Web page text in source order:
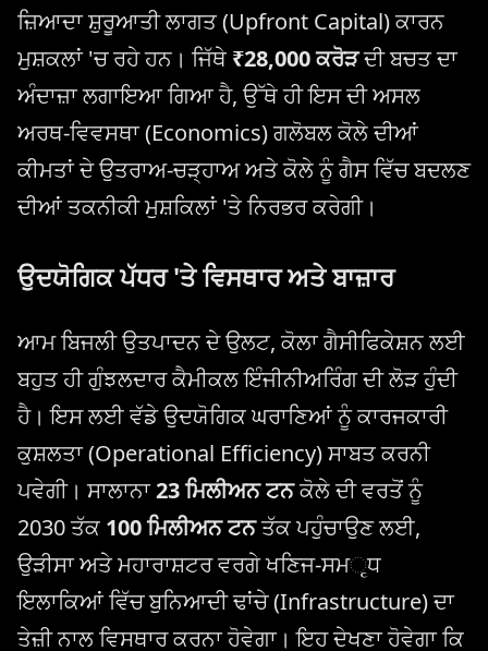
ਜ਼ਿਆਦਾ ਸ਼ੁਰੂਆਤੀ ਲਾਗਤ (Upfront Capital) ਕਾਰਨ
ਮੁਸ਼ਕਲਾਂ 'ਚ ਰਹੇ ਹਨ। ਜਿੱਥੇ ₹28,000 ਕਰੋੜਦੀ ਬਚਤ ਦਾ
ਅੰਦਾਜ਼ਾ ਲਗਾਇਆ ਗਿਆ ਹੈ, ਉੱਥੇ ਹੀ ਇਸ ਦੀ ਅਸਲ
ਅਰਥ-ਵਿਵਸਥਾ (Economics) ਗਲੋਬਲ ਕੋਲੇ ਦੀਆਂ
ਕੀਮਤਾਂ ਦੇ ਉਤਰਾਅ-ਚੜ੍ਹਾਅ ਅਤੇ ਕੋਲੇ ਨੂੰ ਗੈਸ ਵਿੱਚ ਬਦਲਣ
ਦੀਆਂ ਤਕਨੀਕੀ ਮੁਸ਼ਕਿਲਾਂ 'ਤੇ ਨਿਰਭਰ ਕਰੇਗੀ।
ਉਦਯੋਗਿਕ ਪੱਧਰ 'ਤੇ ਵਿਸਥਾਰ ਅਤੇ ਬਾਜ਼ਾਰ
ਆਮ ਬਿਜਲੀ ਉਤਪਾਦਨ ਦੇ ਉਲਟ, ਕੋਲਾ ਗੈਸੀਫਿਕੇਸ਼ਨ ਲਈ
ਬਹੁਤ ਹੀ ਗੁੰਝਲਦਾਰ ਕੈਮੀਕਲ ਇੰਜੀਨੀਅਰਿੰਗ ਦੀ ਲੋੜ ਹੁੰਦੀ
ਹੈ। ਇਸ ਲਈ ਵੱਡੇ ਉਦਯੋਗਿਕ ਘਰਾਣਿਆਂ ਨੂੰ ਕਾਰਜਕਾਰੀ
ਕੁਸ਼ਲਤਾ (Operational Efficiency) ਸਾਬਤ ਕਰਨੀ
ਪਵੇਗੀ। ਸਾਲਾਨਾ23 ਮਿਲੀਅਨ ਟਨਕੋਲੇ ਦੀ ਵਰਤੋਂ ਨੂੰ
2030 ਤੱਕ 100 ਮਿਲੀਅਨ ਟਨਤੱਕ ਪਹੁੰਚਾਉਣ ਲਈ,
ਉੜੀਸਾ ਅਤੇ ਮਹਾਰਾਸ਼ਟਰ ਵਰਗੇ ਖਣਿਜ-ਸਮૃਧ
ਇਲਾਕਿਆਂ ਵਿੱਚ ਬੁਨਿਆਦੀ ਢਾਂਚੇ (Infrastructure) ਦਾ
ਤੇਜ਼ੀ ਨਾਲ ਵਿਸਥਾਰ ਕਰਨਾ ਹੋਵੇਗਾ। ਇਹ ਦੇਖਣਾ ਹੋਵੇਗਾ ਕਿ